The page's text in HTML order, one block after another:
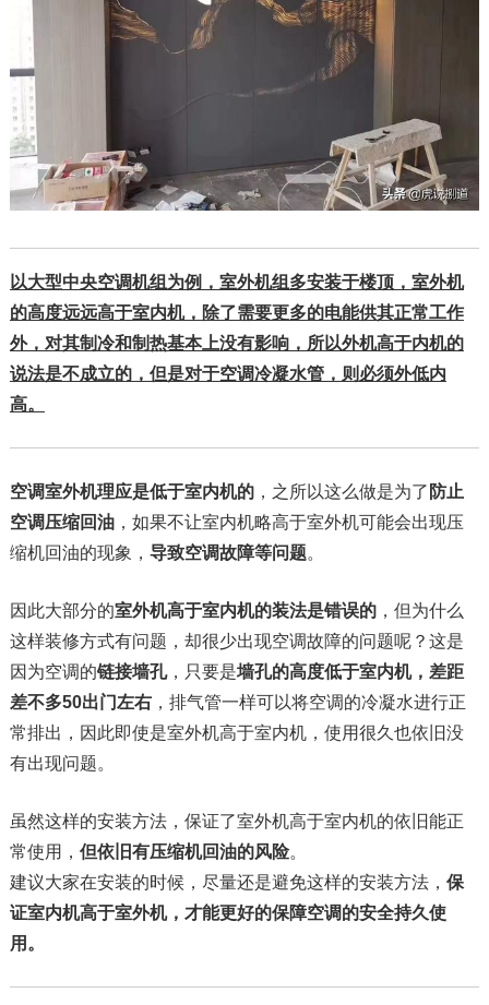
以大型中央空调机组为例，室外机组多安装于楼顶，室外机
的高度远远高于室内机，除了需要更多的电能供其正常工作
外，对其制冷和制热基本上没有影响，所以外机高于内机的
说法是不成立的，但是对于空调冷凝水管，则必须外低内
高。
空调室外机理应是低于室内机的，之所以这么做是为了 防止
空调压缩回油，如果不让室内机略高于室外机可能会出现压
缩机回油的现象， 导致空调故障等问题。
因此大部分的室外机高于室内机的装法是错误的，但为什么
这样装修方式有问题，却很少出现空调故障的问题呢？这是
因为空调的链接墙孔，只要是墙孔的高度低于室内机，差距
差不多50出门左右，排气管一样可以将空调的冷凝水进行正
常排出，因此即使是室外机高于室内机，使用很久也依旧没
有出现问题。
虽然这样的安装方法，保证了室外机高于室内机的依旧能正
常使用， 但依旧有压缩机回油的风险。
建议大家在安装的时候，尽量还是避免这样的安装方法， 保
证室内机高于室外机，才能更好的保障空调的安全持久使
用。